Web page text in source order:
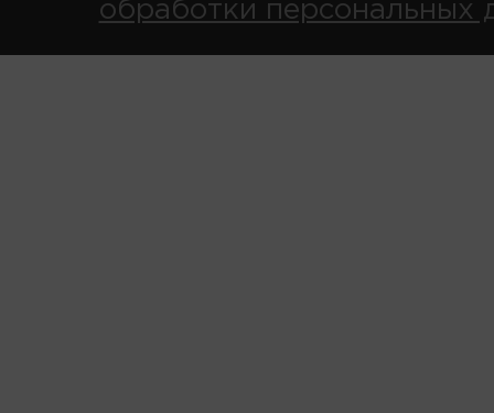
обработки персональных